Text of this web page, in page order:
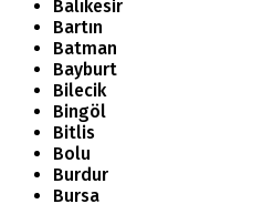
Balıkesir
Bartın
Batman
Bayburt
Bilecik
Bingöl
Bitlis
Bolu
Burdur
Bursa